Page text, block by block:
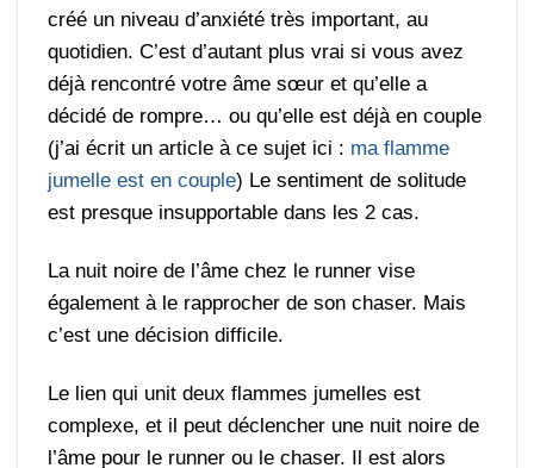
créé un niveau d’anxiété très important, au
quotidien. C’est d’autant plus vrai si vous avez
déjà rencontré votre âme sœur et qu’elle a
décidé de rompre… ou qu’elle est déjà en couple
(j’ai écrit un article à ce sujet ici : ma flamme
jumelle est en couple) Le sentiment de solitude
est presque insupportable dans les 2 cas.
La nuit noire de l’âme chez le runner vise
également à le rapprocher de son chaser. Mais
c’est une décision difficile.
Le lien qui unit deux flammes jumelles est
complexe, et il peut déclencher une nuit noire de
l’âme pour le runner ou le chaser. Il est alors